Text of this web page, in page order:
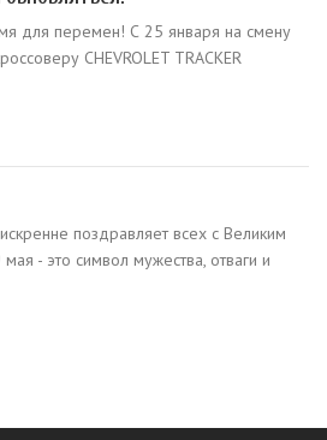
для перемен! С 25 января на смену
CHEVROLET TRACKER
поздравляет всех с Великим
- это символ мужества, отваги и